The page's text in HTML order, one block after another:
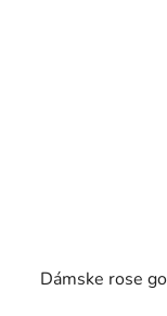
Dámske rose